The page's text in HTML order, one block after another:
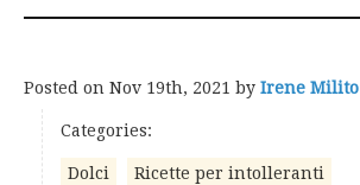
Posted on Nov 19th, 2021 by Irene Milito
Categories:
Dolci Ricette per intolleranti